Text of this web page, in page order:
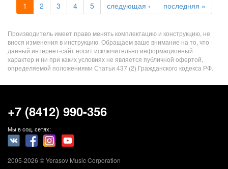
1 2 3 4 5 следующая › последняя »
Производитель имеет право менять комплектацию и конструкцию, не
внося изменения в инструкцию. Обращаем ваше внимание на то, что
данный интернет-сайт носит исключительно информационный
характер и ни при каких условиях не является публичной офертой,
определяемой положениями Статьи 437 (2) Гражданского кодекса РФ.
+7 (8412) 990-356
Мы в соц. сетях:
2005-2026 © Yerasov Music Corporation